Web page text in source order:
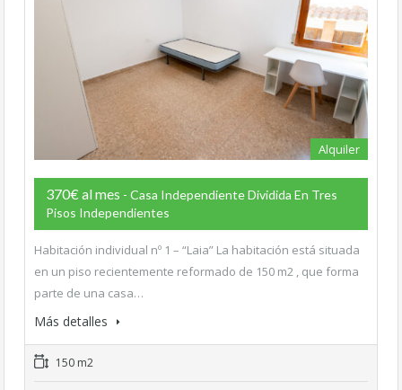
Alquiler
370€ al mes - Casa Independiente Dividida En Tres
Pisos Independientes
Habitación individual nº 1 – “Laia” La habitación está situada
en un piso recientemente reformado de 150 m2 , que forma
parte de una casa…
Más detalles
150 m2